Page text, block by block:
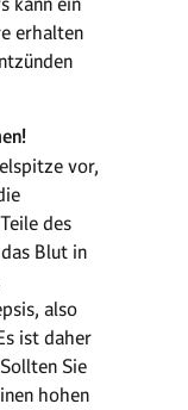
erhalten
vor,
des
Blut in
also
ist daher
Sie
hohen